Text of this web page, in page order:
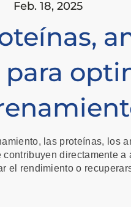
Feb. 18, 2025
las proteínas, los
directamente a
el rendimiento o